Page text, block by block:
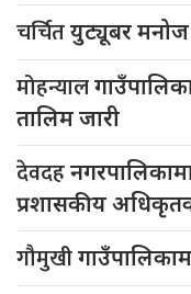
चर्चितयुट्यूबर मनोज
मोहन्याल
तालिम जारी
देवदह
प्रशासकीय
गौमुखी